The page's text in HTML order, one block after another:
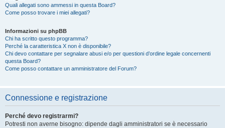
Quali allegati sono ammessi in questa Board?
Come posso trovare i miei allegati?
Informazioni su phpBB
Chi ha scritto questo programma?
Perché la caratteristica X non è disponibile?
Chi devo contattare per segnalare abusi e/o per questioni d’ordine legale concernenti
questa Board?
Come posso contattare un amministratore del Forum?
Connessione e registrazione
Perché devo registrarmi?
Potresti non averne bisogno: dipende dagli amministratori se è necessario